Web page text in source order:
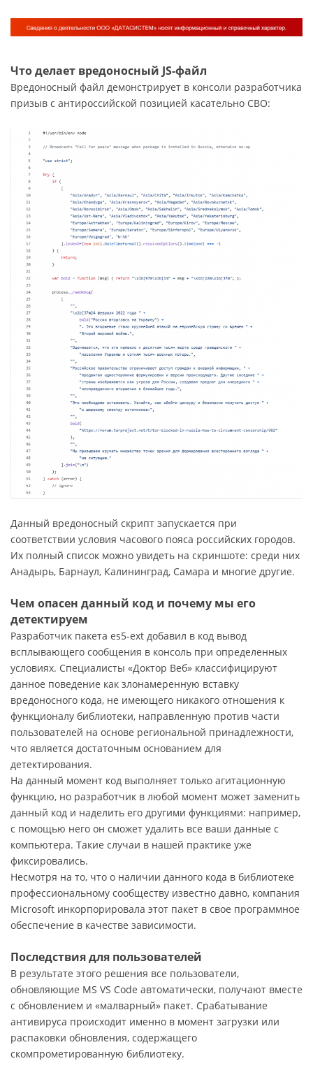
Что делает вредоносный JS-файл
Вредоносный файл демонстрирует в консоли разработчика
призыв с антироссийской позицией касательно СВО:
Данный вредоносный скрипт запускается при
соответствии условия часового пояса российских городов.
Их полный список можно увидеть на скриншоте: среди них
Анадырь, Барнаул, Калининград, Самара и многие другие.
Чем опасен данный код и почему мы его
детектируем
Разработчик пакета es5-ext добавил в код вывод
всплывающего сообщения в консоль при определенных
условиях. Специалисты «Доктор Веб» классифицируют
данное поведение как злонамеренную вставку
вредоносного кода, не имеющего никакого отношения к
функционалу библиотеки, направленную против части
пользователей на основе региональной принадлежности,
что является достаточным основанием для
детектирования.
На данный момент код выполняет только агитационную
функцию, но разработчик в любой момент может заменить
данный код и наделить его другими функциями: например,
с помощью него он сможет удалить все ваши данные с
компьютера. Такие случаи в нашей практике уже
фиксировались.
Несмотря на то, что о наличии данного кода в библиотеке
профессиональному сообществу известно давно, компания
Microsoft инкорпорировала этот пакет в свое программное
обеспечение в качестве зависимости.
Последствия для пользователей
В результате этого решения все пользователи,
обновляющие MS VS Code автоматически, получают вместе
с обновлением и «малварный» пакет. Срабатывание
антивируса происходит именно в момент загрузки или
распаковки обновления, содержащего
скомпрометированную библиотеку.